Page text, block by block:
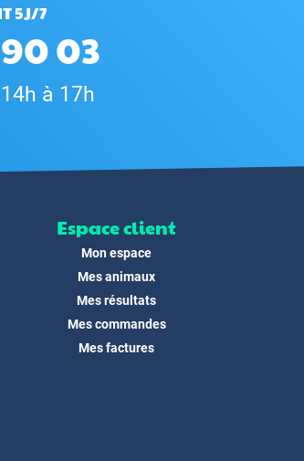
5J/7
03
à 17h
Espace client
Mon espace
Mes animaux
Mes résultats
Mes commandes
Mes factures